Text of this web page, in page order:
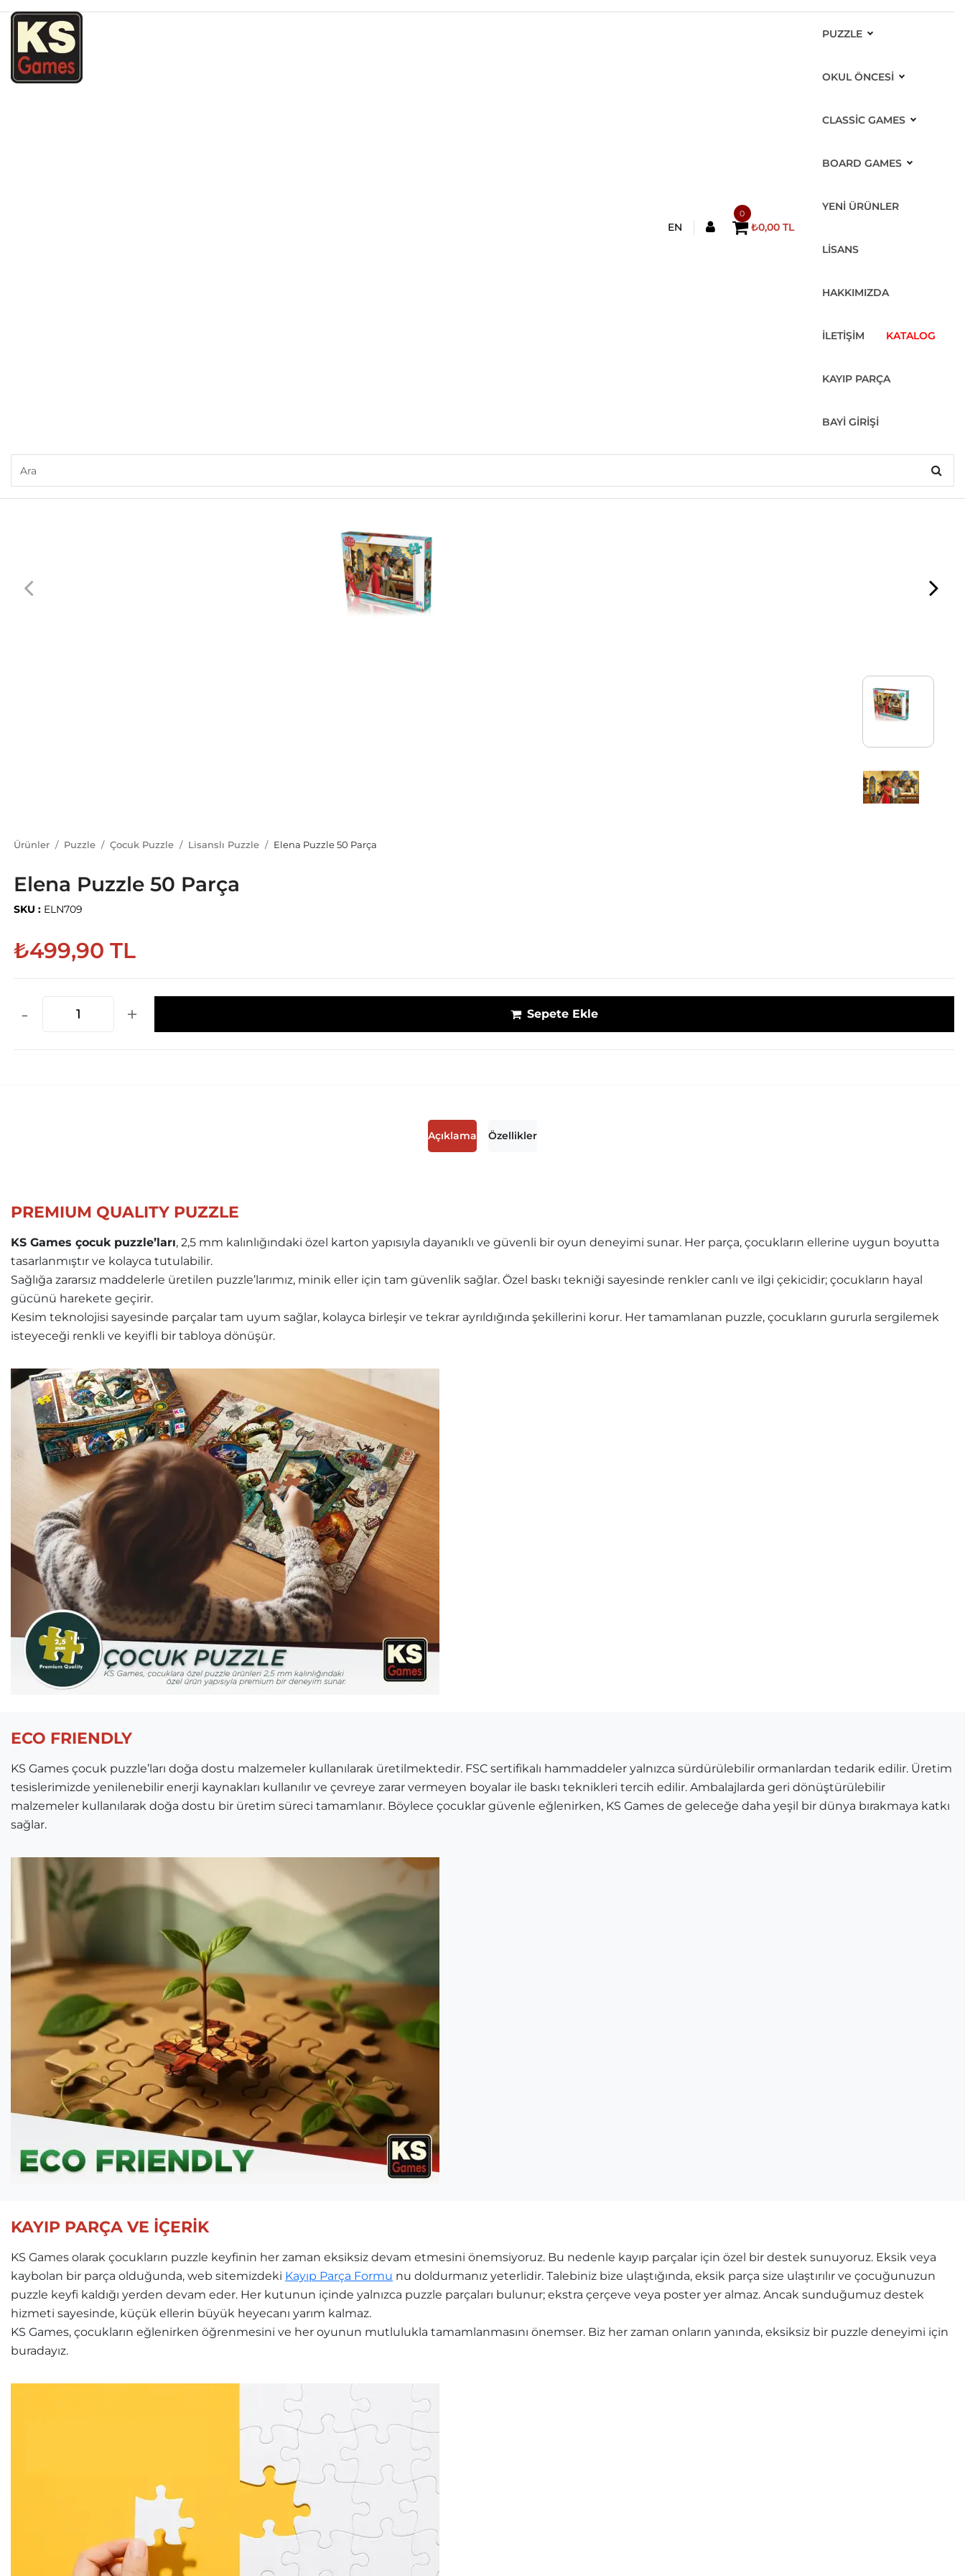
EN
0
₺0,00 TL
PUZZLE
OKUL ÖNCESİ
CLASSIC GAMES
BOARD GAMES
YENİ ÜRÜNLER
LİSANS
HAKKIMIZDA
İLETİŞİM KATALOG
KAYIP PARÇA
BAYİ GİRİŞİ
Ürünler Puzzle Çocuk Puzzle Lisanslı Puzzle Elena Puzzle 50 Parça
Elena Puzzle 50 Parça
SKU : ELN709
₺499,90 TL
- + Sepete Ekle
Açıklama Özellikler
PREMIUM QUALITY PUZZLE
KS Games çocuk puzzle’ları, 2,5 mm kalınlığındaki özel karton yapısıyla dayanıklı ve güvenli bir oyun deneyimi sunar. Her parça, çocukların ellerine uygun boyutta
tasarlanmıştır ve kolayca tutulabilir.
Sağlığa zararsız maddelerle üretilen puzzle’larımız, minik eller için tam güvenlik sağlar. Özel baskı tekniği sayesinde renkler canlı ve ilgi çekicidir; çocukların hayal
gücünü harekete geçirir.
Kesim teknolojisi sayesinde parçalar tam uyum sağlar, kolayca birleşir ve tekrar ayrıldığında şekillerini korur. Her tamamlanan puzzle, çocukların gururla sergilemek
isteyeceği renkli ve keyifli bir tabloya dönüşür.
ECO FRIENDLY
KS Games çocuk puzzle’ları doğa dostu malzemeler kullanılarak üretilmektedir. FSC sertifikalı hammaddeler yalnızca sürdürülebilir ormanlardan tedarik edilir. Üretim
tesislerimizde yenilenebilir enerji kaynakları kullanılır ve çevreye zarar vermeyen boyalar ile baskı teknikleri tercih edilir. Ambalajlarda geri dönüştürülebilir
malzemeler kullanılarak doğa dostu bir üretim süreci tamamlanır. Böylece çocuklar güvenle eğlenirken, KS Games de geleceğe daha yeşil bir dünya bırakmaya katkı
sağlar.
KAYIP PARÇA VE İÇERİK
KS Games olarak çocukların puzzle keyfinin her zaman eksiksiz devam etmesini önemsiyoruz. Bu nedenle kayıp parçalar için özel bir destek sunuyoruz. Eksik veya
kaybolan bir parça olduğunda, web sitemizdeki Kayıp Parça Formu nu doldurmanız yeterlidir. Talebiniz bize ulaştığında, eksik parça size ulaştırılır ve çocuğunuzun
puzzle keyfi kaldığı yerden devam eder. Her kutunun içinde yalnızca puzzle parçaları bulunur; ekstra çerçeve veya poster yer almaz. Ancak sunduğumuz destek
hizmeti sayesinde, küçük ellerin büyük heyecanı yarım kalmaz.
KS Games, çocukların eğlenirken öğrenmesini ve her oyunun mutlulukla tamamlanmasını önemser. Biz her zaman onların yanında, eksiksiz bir puzzle deneyimi için
buradayız.